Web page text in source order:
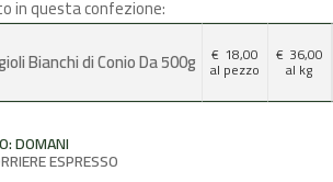
inquesta confezione:
Bianchi di Conio Da 500g € 18,00
al pezzo
€ 36,00
al kg
DOMANI
ESPRESSO